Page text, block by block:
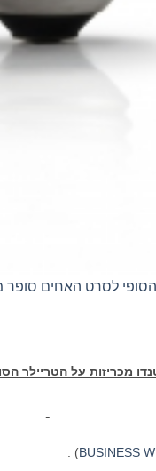
הסופי לסרט האחים סופר
מכריזות על הטריילר
BUSINESS
) :